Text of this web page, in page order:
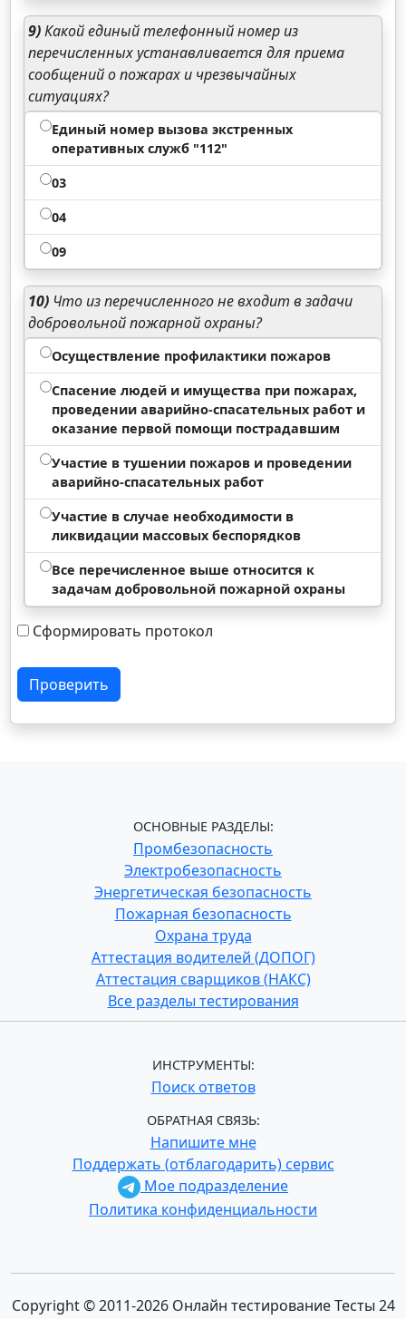
9)Какой единый телефонный номер из
перечисленных устанавливается для приема
сообщений о пожарах и чрезвычайных
ситуациях?
Единый номер вызова экстренных
оперативных служб "112"
03
04
09
10) Что из перечисленного не входит в задачи
добровольной пожарной охраны?
Осуществление профилактики пожаров
Спасение людей и имущества при пожарах,
проведении аварийно-спасательных работ и
оказание первой помощи пострадавшим
Участие в тушении пожаров и проведении
аварийно-спасательных работ
Участие в случае необходимости в
ликвидации массовых беспорядков
Все перечисленное выше относится к
задачам добровольной пожарной охраны
Сформировать протокол
Проверить
ОСНОВНЫЕ РАЗДЕЛЫ:
Промбезопасность
Электробезопасность
Энергетическая безопасность
Пожарная безопасность
Охрана труда
Аттестация водителей (ДОПОГ)
Аттестация сварщиков (НАКС)
Все разделы тестирования
ИНСТРУМЕНТЫ:
Поиск ответов
ОБРАТНАЯ СВЯЗЬ:
Напишите мне
Поддержать (отблагодарить) сервис
Мое подразделение
Политика конфиденциальности
Copyright © 2011-2026 Онлайн тестирование Тесты 24